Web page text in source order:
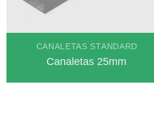
CANALETAS STANDARD
Canaletas 25mm